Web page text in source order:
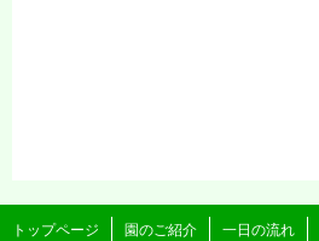
トップページ 園のご紹介 一日の流れ